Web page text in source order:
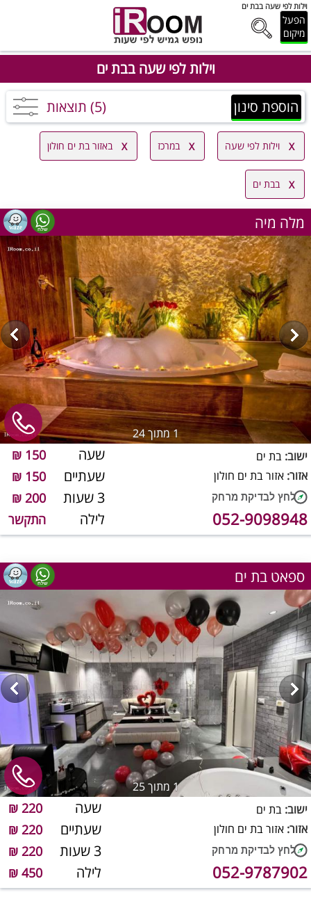
וילות לפי שעה בבת ים
הפעל
מיקום
וילות לפי שעה בבת ים
הוספת סינון (5) תוצאות
וילות לפי שעה במרכז באזור בת ים חולון
בבת ים
מלה מיה
1מתוך 24
שעה 150 ₪
שעתיים 150 ₪
3 שעות 200 ₪
לילה התקשר
ישוב: בת ים
אזור: אזור בת ים חולון
052-9098948
ספאט בת ים
1 מתוך 25
שעה 220 ₪
שעתיים 220 ₪
3 שעות 220 ₪
לילה 450 ₪
ישוב: בת ים
אזור: אזור בת ים חולון
052-9787902